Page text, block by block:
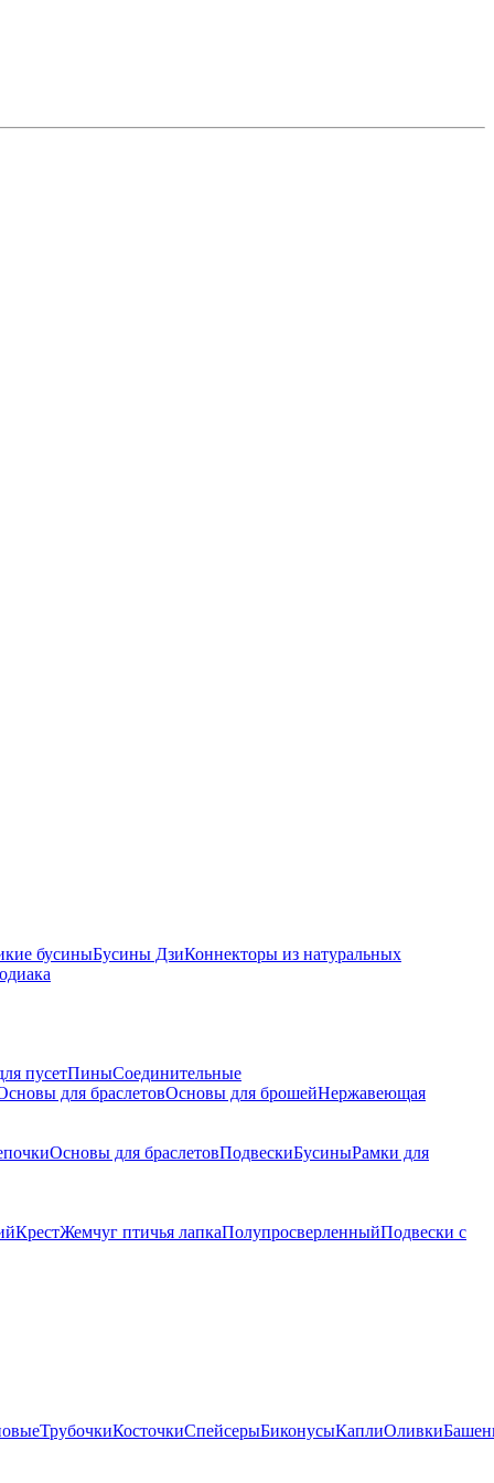
бусиныБусины ДзиКоннекторы из натуральных
пусетПиныСоединительные
для браслетовОсновы для брошейНержавеющая
Основы для браслетовПодвескиБусиныРамки для
КрестЖемчуг птичья лапкаПолупросверленныйПодвески с
ТрубочкиКосточкиСпейсерыБиконусыКаплиОливки